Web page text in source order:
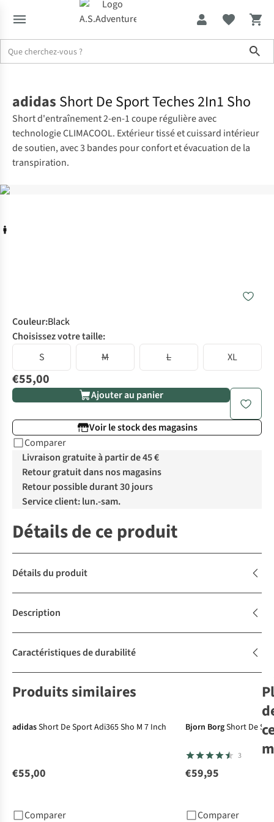
adidas Short De Sport Teches 2In1 Sho
Short d'entraînement 2-en-1 coupe régulière avec
technologie CLIMACOOL. Extérieur tissé et cuissard intérieur
de soutien, avec 3 bandes pour confort et évacuation de la
transpiration.
Couleur:Black
Choisissez votre taille:
S
M L XL
€55,00
Ajouter au panier
Voir le stock des magasins
Comparer
Livraison gratuite à partir de 45 €
Retour gratuit dans nos magasins
Retour possible durant 30 jours
Service client: lun.-sam.
Détails de ce produit
Détails du produit
Description
Caractéristiques de durabilité
Produits similaires
adidasShort De Sport Adi365 Sho M 7 Inch
€55,00
Comparer
Bjorn BorgShort De
3
€59,95
Comparer